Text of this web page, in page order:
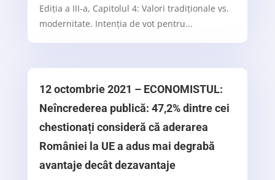
Ediția a III-a, Capitolul 4: Valori tradiționale vs.
modernitate. Intenția de vot pentru...
12 octombrie 2021 – ECONOMISTUL:
Neîncrederea publică: 47,2% dintre cei
chestionați consideră că aderarea
României la UE a adus mai degrabă
avantaje decât dezavantaje